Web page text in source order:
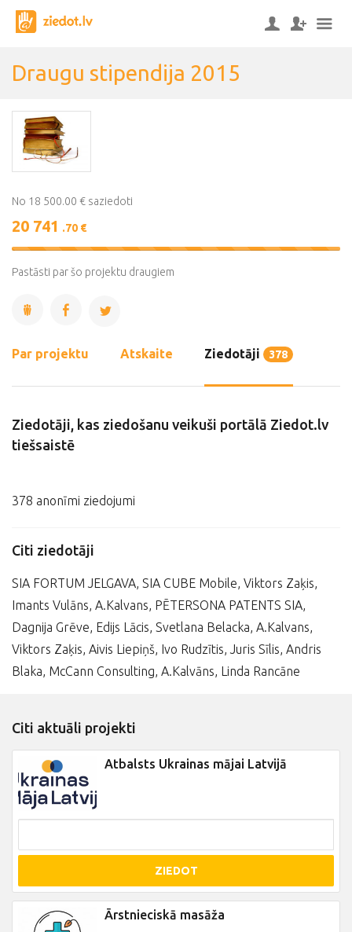
Draugu stipendija 2015
No 18 500.00 € saziedoti
20 741 .70 €
112%
Pastāsti par šo projektu draugiem
Par projektu Atskaite Ziedotāji 378
Ziedotāji, kas ziedošanu veikuši portālā Ziedot.lv
tiešsaistē
378 anonīmi ziedojumi
Citi ziedotāji
SIA FORTUM JELGAVA, SIA CUBE Mobile, Viktors Zaķis,
Imants Vulāns, A.Kalvans, PĒTERSONA PATENTS SIA,
Dagnija Grēve, Edijs Lācis, Svetlana Belacka, A.Kalvans,
Viktors Zaķis, Aivis Liepiņš, Ivo Rudzītis, Juris Sīlis, Andris
Blaka, McCann Consulting, A.Kalvāns, Linda Rancāne
Citi aktuāli projekti
Atbalsts Ukrainas mājai Latvijā
ZIEDOT
Ārstnieciskā masāža